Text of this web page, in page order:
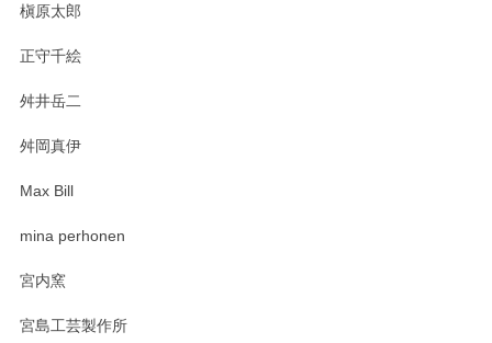
おかけしました。 ありがとうございます。
槇原太郎
正守千絵
舛井岳二
舛岡真伊
Max Bill
mina perhonen
宮内窯
宮島工芸製作所